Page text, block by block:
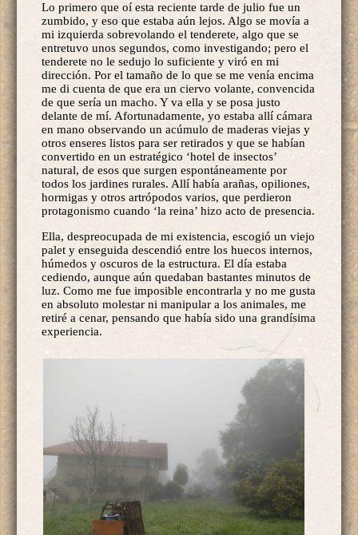
Lo primero que oí esta reciente tarde de julio fue un
zumbido, y eso que estaba aún lejos. Algo se movía a
mi izquierda sobrevolando el tenderete, algo que se
entretuvo unos segundos, como investigando; pero el
tenderete no le sedujo lo suficiente y viró en mi
dirección. Por el tamaño de lo que se me venía encima
me di cuenta de que era un ciervo volante, convencida
de que sería un macho. Y va ella y se posa justo
delante de mí. Afortunadamente, yo estaba allí cámara
en mano observando un acúmulo de maderas viejas y
otros enseres listos para ser retirados y que se habían
convertido en un estratégico ‘hotel de insectos’
natural, de esos que surgen espontáneamente por
todos los jardines rurales. Allí había arañas, opiliones,
hormigas y otros artrópodos varios, que perdieron
protagonismo cuando ‘la reina’ hizo acto de presencia.
Ella, despreocupada de mi existencia, escogió un viejo
palet y enseguida descendió entre los huecos internos,
húmedos y oscuros de la estructura. El día estaba
cediendo, aunque aún quedaban bastantes minutos de
luz. Como me fue imposible encontrarla y no me gusta
en absoluto molestar ni manipular a los animales, me
retiré a cenar, pensando que había sido una grandísima
experiencia.